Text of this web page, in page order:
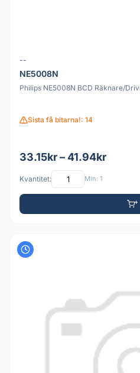
--
NE5008N
Philips NE5008N BCD Räknare/
Sista få bitarna!: 14
33.15kr – 41.94kr
Kvantitet: Min: 1